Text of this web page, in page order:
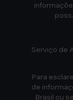
Serviço de
Para
de
Brasil ou